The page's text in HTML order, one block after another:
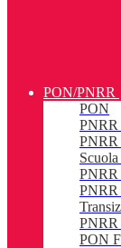
PON/PNRR
PON
PNRR
PNRR
PNRR
PNRR
PNRR
PON